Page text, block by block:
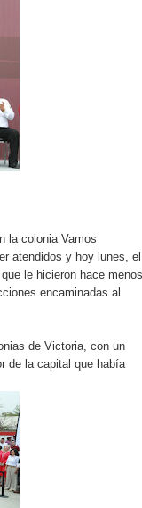
la colonia Vamos
atendidos y hoy lunes, el
le hicieron hace menos
encaminadas al
de Victoria, con un
de la capital que había